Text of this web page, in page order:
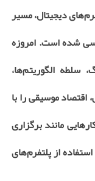
دیجیتال، مسیر
شده است. امروزه
سلطه الگوریتم‌ها،
موسیقی را با
مانند برگزاری
از پلتفرم‌های